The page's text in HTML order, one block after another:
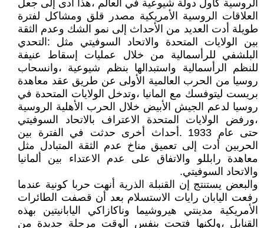
الروسية كأول دولة شيوعية في العالم ،هذا أدى إلى جعل
العلاقات الروسية الأمريكية مصدر قلق ومشاكل لفترة
طويلة أدت العديد من الأحداث إلى نمو الشك وعدم الثقة
بين الولايات المتحدة والاتحاد السوفيتي مثل :التحدي
البلشفي للرأسمالية من خلال عمليات إسقاط عنيفة
للنظم الرأسمالية واستبدالها بنظم شيوعية ،وانسحاب
روسيا من الحرب العالمية الأولى عن طريق عقد معاهدة
بريست ليتوفسك مع المانيا ،وتدخل الولايات المتحدة في
روسيا لدعم الجيش الأبيض خلال الحرب الأهلية الروسية
،ورفض الولايات المتحدة الاعتراف بالاتحاد السوفيتي
حتى عام 1933 .أحداث أخرى حدثت في الفترة بين
الحربين أدت إلى تعميق مناخ عدم الثقة المتبادل مثل
معاهدة رابللو والاتفاق على عدم الاعتداء بين ألمانيا
والاتحاد السوفيتي.
والبعض يستنتج إن القنبلة الذرية أنهت حربا كونية عندما
رفعت اليابان رايات الاستسلام بعد أن قصفت الطائرات
الأمريكية مدينتي هيروشيما وناكازاكي اليابانيتين بهذه
القنابل ،ولكنها فتحت بنفس الوقت مرحلة جديدة من